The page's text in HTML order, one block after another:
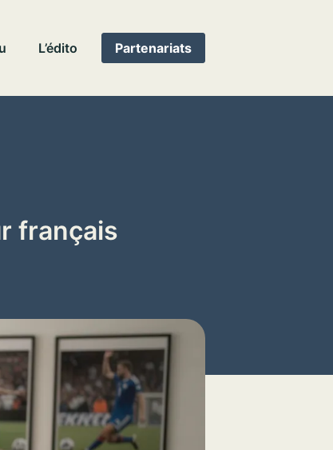
L’édito Partenariats
français